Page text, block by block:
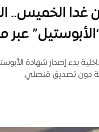
غدا الخميس..
عبر
دون تصديق قنصلي.